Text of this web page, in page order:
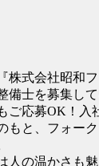
株式会社昭和
備士を募集し
ご応募OK！入
もと、フォー
人の温かさも